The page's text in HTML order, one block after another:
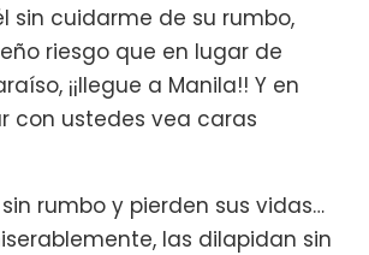
sin cuidarme de su rumbo,
riesgo que en lugar de
¡¡llegue a Manila!! Y en
con ustedes vea caras
rumbo y pierden sus vidas…
las dilapidan sin